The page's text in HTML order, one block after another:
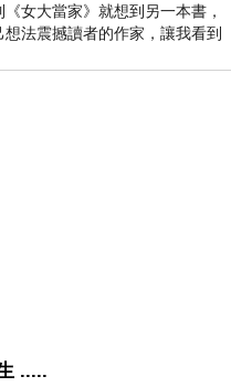
女大當家》就想到另一本書，
法震撼讀者的作家，讓我看到
《女大
.....